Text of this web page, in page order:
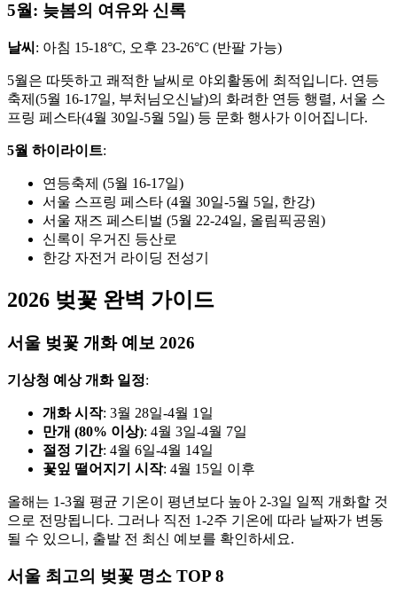
5월: 늦봄의 여유와 신록
날씨 : 아침 15-18°C, 오후 23-26°C (반팔 가능)
5월은 따뜻하고 쾌적한 날씨로 야외활동에 최적입니다. 연등
축제(5월 16-17일, 부처님오신날)의 화려한 연등 행렬, 서울 스
프링 페스타(4월 30일-5월 5일) 등 문화 행사가 이어집니다.
5월 하이라이트:
연등축제 (5월 16-17일)
서울 스프링 페스타 (4월 30일-5월 5일, 한강)
서울 재즈 페스티벌 (5월 22-24일, 올림픽공원)
신록이 우거진 등산로
한강 자전거 라이딩 전성기
2026 벚꽃 완벽 가이드
서울 벚꽃 개화 예보 2026
기상청 예상 개화 일정:
개화 시작: 3월 28일-4월 1일
만개 (80% 이상): 4월 3일-4월 7일
절정 기간: 4월 6일-4월 14일
꽃잎 떨어지기 시작: 4월 15일 이후
올해는 1-3월 평균 기온이 평년보다 높아 2-3일 일찍 개화할 것
으로 전망됩니다. 그러나 직전 1-2주 기온에 따라 날짜가 변동
될 수 있으니, 출발 전 최신 예보를 확인하세요.
서울 최고의 벚꽃 명소 TOP 8